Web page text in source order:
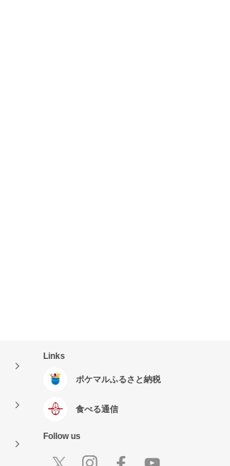
Links
ポケマルふるさと納税
食べる通信
Follow us